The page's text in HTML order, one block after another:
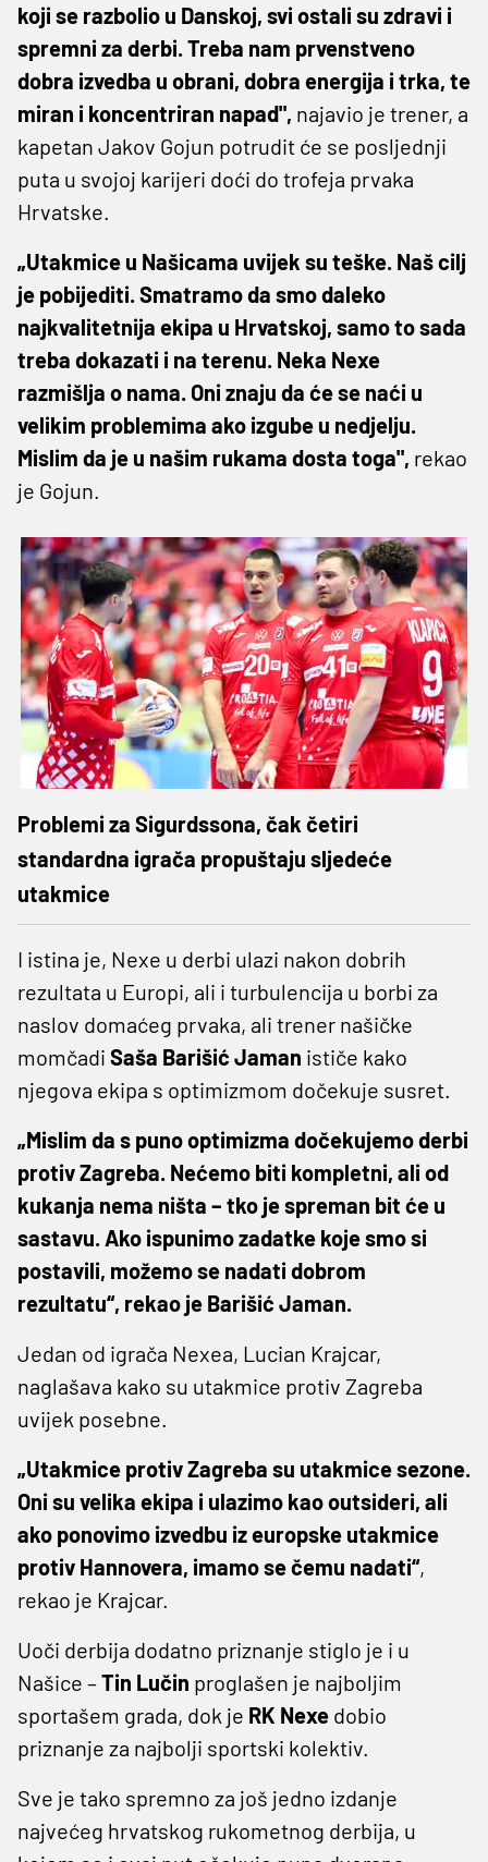
koji se razbolio u Danskoj, svi ostali su zdravi i
spremni za derbi. Treba nam prvenstveno
dobra izvedba u obrani, dobra energija i trka, te
miran i koncentriran napad", najavio je trener, a
kapetan Jakov Gojun potrudit će se posljednji
puta u svojoj karijeri doći do trofeja prvaka
Hrvatske.
„Utakmice u Našicama uvijek su teške. Naš cilj
je pobijediti. Smatramo da smo daleko
najkvalitetnija ekipa u Hrvatskoj, samo to sada
treba dokazati i na terenu. Neka Nexe
razmišlja o nama. Oni znaju da će se naći u
velikim problemima ako izgube u nedjelju.
Mislim da je u našim rukama dosta toga", rekao
je Gojun.
Problemi za Sigurdssona, čak četiri
standardna igrača propuštaju sljedeće
utakmice
I istina je, Nexe u derbi ulazi nakon dobrih
rezultata u Europi, ali i turbulencija u borbi za
naslov domaćeg prvaka, ali trener našičke
momčadi Saša Barišić Jaman ističe kako
njegova ekipa s optimizmom dočekuje susret.
„Mislim da s puno optimizma dočekujemo derbi
protiv Zagreba. Nećemo biti kompletni, ali od
kukanja nema ništa – tko je spreman bit će u
sastavu. Ako ispunimo zadatke koje smo si
postavili, možemo se nadati dobrom
rezultatu“, rekao je Barišić Jaman.
Jedan od igrača Nexea, Lucian Krajcar,
naglašava kako su utakmice protiv Zagreba
uvijek posebne.
„Utakmice protiv Zagreba su utakmice sezone.
Oni su velika ekipa i ulazimo kao outsideri, ali
ako ponovimo izvedbu iz europske utakmice
protiv Hannovera, imamo se čemu nadati“,
rekao je Krajcar.
Uoči derbija dodatno priznanje stiglo je i u
Našice –Tin Lučin proglašen je najboljim
sportašem grada, dok je RK Nexe dobio
priznanje za najbolji sportski kolektiv.
Sve je tako spremno za još jedno izdanje
najvećeg hrvatskog rukometnog derbija, u